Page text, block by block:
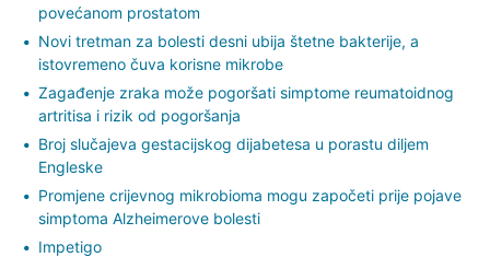
povećanom prostatom
Novi tretman za bolesti desni ubija štetne bakterije, a
istovremeno čuva korisne mikrobe
Zagađenje zraka može pogoršati simptome reumatoidnog
artritisa i rizik od pogoršanja
Broj slučajeva gestacijskog dijabetesa u porastu diljem
Engleske
Promjene crijevnog mikrobioma mogu započeti prije pojave
simptoma Alzheimerove bolesti
Impetigo